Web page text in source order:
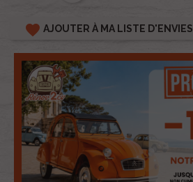
favorite AJOUTER À MA LISTE D'ENVIES